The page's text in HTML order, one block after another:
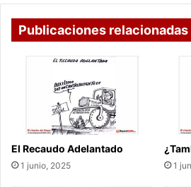
Publicaciones relacionadas
El Recaudo Adelantado
1 junio, 2025 1